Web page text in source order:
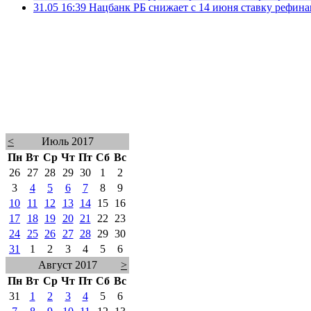
31.05 16:39 Нацбанк РБ снижает с 14 июня ставку
<
Июль 2017
Пн Вт Ср Чт Пт Сб Вс
26
27 28 29 30 1
2
3
4 5 6 7 8
9
10
11 12 13 14 15
16
17
18 19 20 21 22
23
24
25 26 27 28 29 30
31
1 2 3 4 5
6
Август 2017
>
Пн Вт Ср Чт Пт Сб Вс
31
1 2 3 4 5
6